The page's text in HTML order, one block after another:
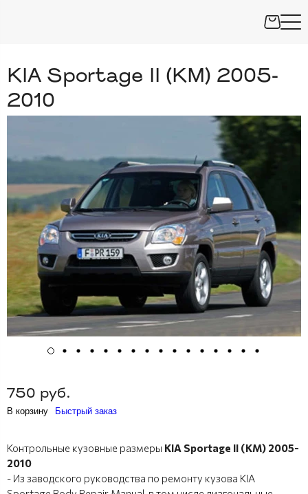
KIA Sportage II (KM) 2005-
2010
750 руб.
В корзину Быстрый заказ
Контрольные кузовные размеры KIA Sportage II (KM) 2005-
2010
- Из заводского руководства по ремонту кузова KIA